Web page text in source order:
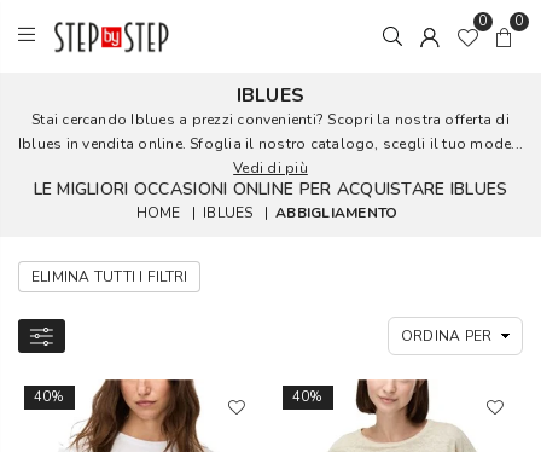
0 0
IBLUES
Stai cercando Iblues a prezzi convenienti? Scopri la nostra offerta di
Iblues in vendita online. Sfoglia il nostro catalogo, scegli il tuo mode...
Vedi di più
LE MIGLIORI OCCASIONI ONLINE PER ACQUISTARE IBLUES
HOME | IBLUES | ABBIGLIAMENTO
ELIMINA TUTTI I FILTRI
40% 40%